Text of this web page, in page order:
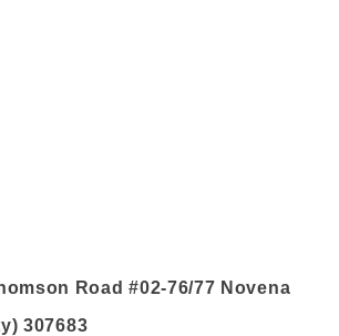
Road #02-76/77 Novena
307683